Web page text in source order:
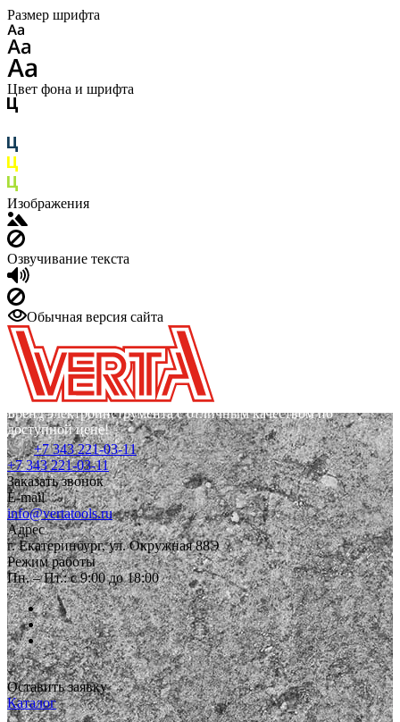
Размер шрифта
Цвет фона и шрифта
Изображения
Озвучивание текста
Обычная версия сайта
Бренд электроинструмента с отличным качеством по
доступной цене!
+7 343 221-03-11
+7 343 221-03-11
Заказать звонок
E-mail
info@vertatools.ru
Адрес
г. Екатеринбург, ул. Окружная 88Э
Режим работы
Пн. – Пт.: с 9:00 до 18:00
Оставить заявку
Каталог